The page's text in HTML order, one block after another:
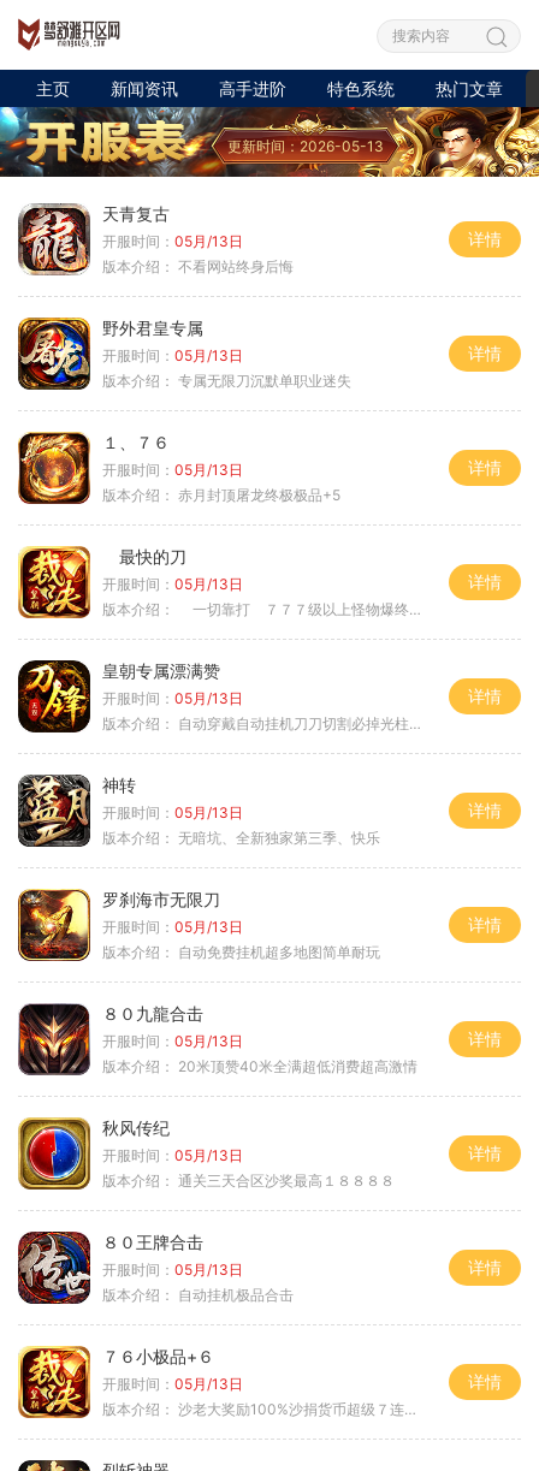
主页 新闻资讯 高手进阶 特色系统 热门文章
更新时间：2026-05-13
天青复古
开服时间： 05月/13日
版本介绍： 不看网站终身后悔
详情
野外君皇专属
开服时间： 05月/13日
版本介绍： 专属无限刀沉默单职业迷失
详情
１、７６
开服时间： 05月/13日
版本介绍： 赤月封顶屠龙终极极品+5
详情
最快的刀
开服时间： 05月/13日
版本介绍：
一切靠打 ７７７级以上怪物爆终极
详情
皇朝专属漂满赞
开服时间： 05月/13日
版本介绍： 自动穿戴自动挂机刀刀切割必掉光柱自动
详情
神转
开服时间： 05月/13日
版本介绍： 无暗坑、全新独家第三季、快乐
详情
罗刹海市无限刀
开服时间： 05月/13日
版本介绍： 自动免费挂机超多地图简单耐玩
详情
８０九龍合击
开服时间： 05月/13日
版本介绍： 20米顶赞40米全满超低消费超高激情
详情
秋风传纪
开服时间： 05月/13日
版本介绍： 通关三天合区沙奖最高１８８８８
详情
８０王牌合击
开服时间： 05月/13日
版本介绍： 自动挂机极品合击
详情
７６小极品+６
开服时间： 05月/13日
版本介绍： 沙老大奖励100%沙捐货币超级７连鞭尸
详情